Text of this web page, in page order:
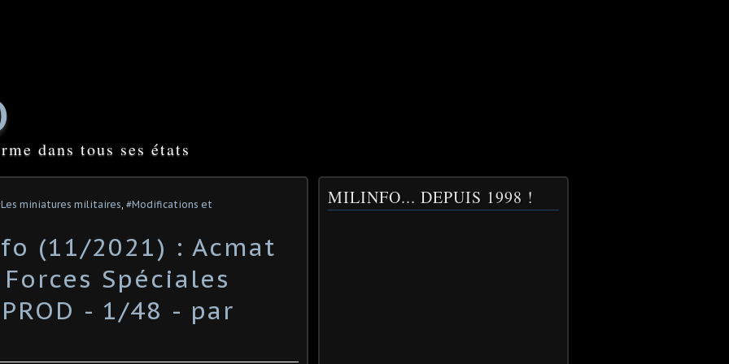
dans tous ses états
miniatures militaires, #Modifications et
(11/2021) : Acmat
Forces Spéciales
- 1/48 - par
MILINFO... DEPUIS 1998 !